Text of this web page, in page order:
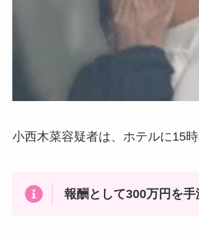
小西木菜容疑者は、ホテルに15
報酬として300万円を手